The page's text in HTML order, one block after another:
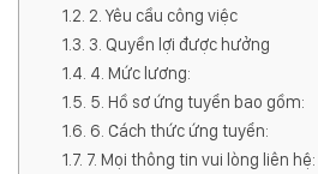
2. Yêu cầu công việc
3. Quyền lợi được hưởng
4. Mức lương:
5. Hồ sơ ứng tuyển bao gồm:
6. Cách thức ứng tuyển:
7. Mọi thông tin vui lòng liên hệ: